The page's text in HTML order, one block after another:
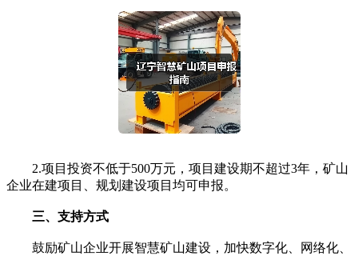
2.项目投资不低于500万元，项目建设期不超过3年，矿山
企业在建项目、规划建设项目均可申报。
三、支持方式
鼓励矿山企业开展智慧矿山建设，加快数字化、网络化、